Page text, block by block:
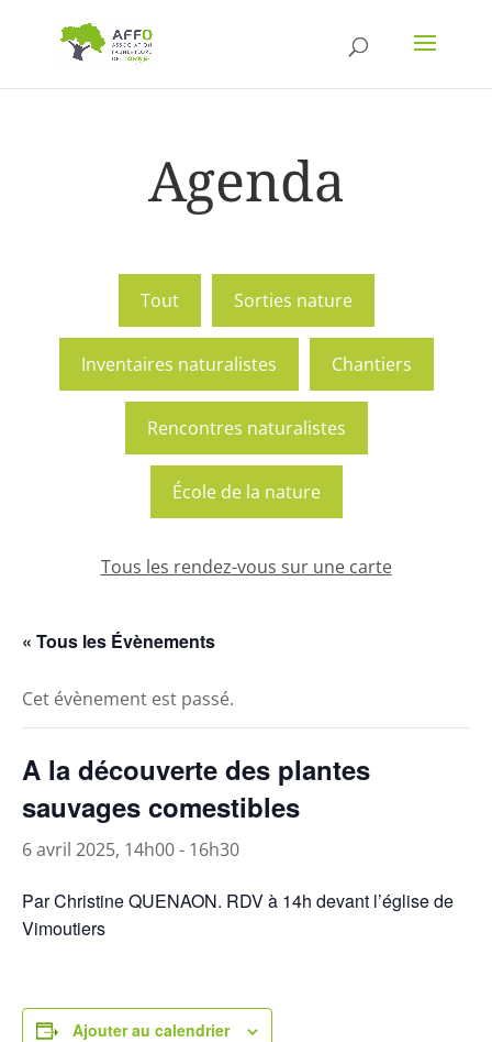
Agenda
Tout Sorties nature
Inventaires naturalistes Chantiers
Rencontres naturalistes
École de la nature
Tous les rendez-vous sur une carte
« Tous les Évènements
Cet évènement est passé.
A la découverte des plantes
sauvages comestibles
6 avril 2025, 14h00- 16h30
Par Christine QUENAON. RDV à 14h devant l’église de
Vimoutiers
Ajouter au calendrier